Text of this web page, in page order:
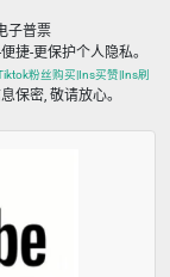
子普票
捷-更保护个人隐私。
粉丝购买|Ins买赞|Ins刷
保密, 敬请放心。